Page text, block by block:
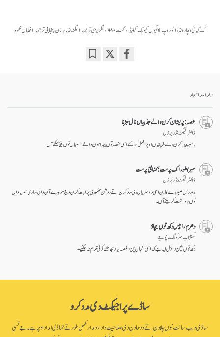
اک گیانی وچار ونڈ دا انوروپ، لانگیول، کیوبک، کینیڈا، اگست ۱۹۸۰، انگریزی ترجمہ: الیگزینڈر برزن، پنجابی ترجمہ: افضال محمود
رلدا ملدا مواد
غصہ: پریشان کرن والے جذبیاں نال نبڑنا
ڈاکٹر الیگزینڈر برزن
.صبر پیدا کرن دے طریقیاں اوپر عمل کر کے اسی غصہ توں پیدا ہون والے مسلیاں توں بچ سکنے آں
صبر بطور اک پرمت: کشانتی پرمت
ڈاکٹر الیگزینڈر برزن
دور رس صبر دے کارن اسی دوسریاں دی مدد کرن اتے روشن ضمیری پراپت کرن وچ موہرے آن والی ساری سمسیاواں
نوں برداشت کر لینے آں۔
دھرم راہیں دکھ توں بچاؤ
تسنژاب سرکونگ رنپوچے
دکھ توں بچن دا وَل ایہ ہے کہ اسی انجان پن، غصہ یا لوبھ ہیٹھ کوئی قدم نہ چُکئیے۔
ساڈے پراجیکٹ دی مدد کرو
ساڈی ویب سائٹ نوں چلاون اتے ودھاون دی صلاحیت دا دارومدار مکمل طور تے تہاڈی امداد اوپر ہے۔ جے تسی